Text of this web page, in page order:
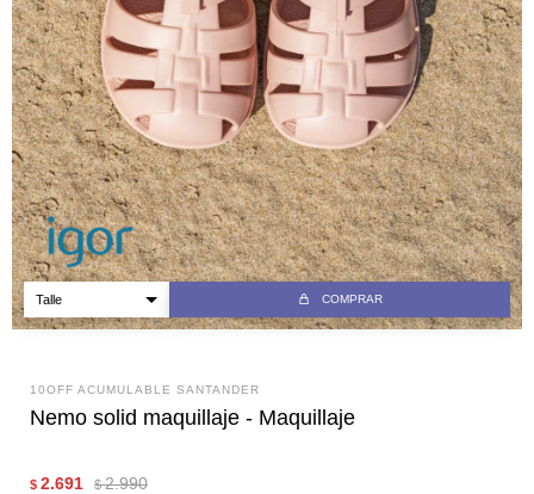
COMPRAR
10OFF ACUMULABLE SANTANDER
Nemo solid maquillaje - Maquillaje
$ 2.691 $ 2.990